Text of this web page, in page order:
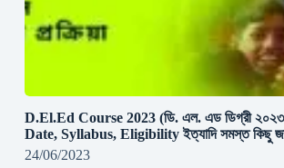
D.El.Ed Course 2023 (ডি. এল. এড ডিগ্রী
Date, Syllabus, Eligibility ইত্যাদি সমস্ত কিছু
24/06/2023